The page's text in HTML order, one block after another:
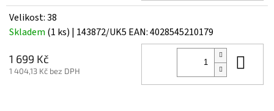
Velikost: 38
Skladem (1 ks) | 143872/UK5 EAN:4028545210179
1 699 Kč
1 404,13 Kč bez DPH